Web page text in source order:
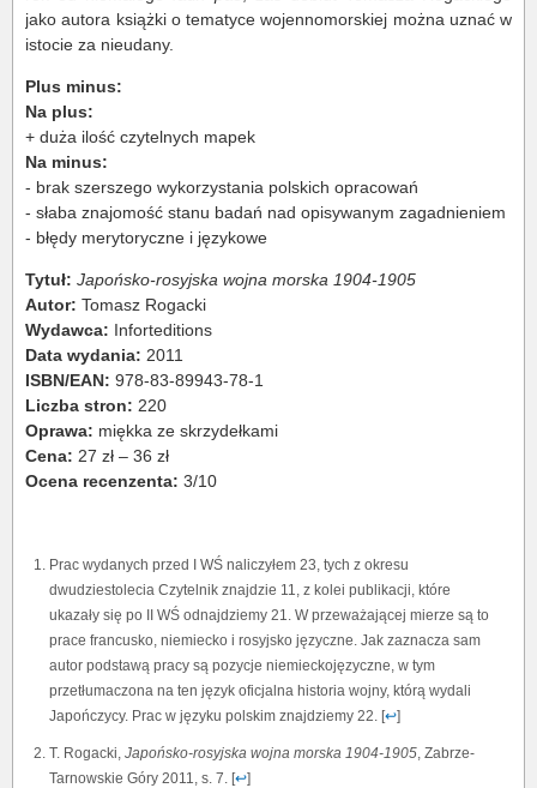
jako autora książki o tematyce wojennomorskiej można uznać w
istocie za nieudany.
Plus minus:
Na plus:
+ duża ilość czytelnych mapek
Na minus:
- brak szerszego wykorzystania polskich opracowań
- słaba znajomość stanu badań nad opisywanym zagadnieniem
- błędy merytoryczne i językowe
Tytuł: Japońsko-rosyjska wojna morska 1904-1905
Autor: Tomasz Rogacki
Wydawca: Inforteditions
Data wydania: 2011
ISBN/EAN: 978-83-89943-78-1
Liczba stron: 220
Oprawa: miękka ze skrzydełkami
Cena: 27 zł – 36 zł
Ocena recenzenta: 3/10
Prac wydanych przed I WŚ naliczyłem 23, tych z okresu
dwudziestolecia Czytelnik znajdzie 11, z kolei publikacji, które
ukazały się po II WŚ odnajdziemy 21. W przeważającej mierze są to
prace francusko, niemiecko i rosyjsko języczne. Jak zaznacza sam
autor podstawą pracy są pozycje niemieckojęzyczne, w tym
przetłumaczona na ten język oficjalna historia wojny, którą wydali
Japończycy. Prac w języku polskim znajdziemy 22. [↩]
T. Rogacki, Japońsko-rosyjska wojna morska 1904-1905, Zabrze-
Tarnowskie Góry 2011, s. 7. [↩]